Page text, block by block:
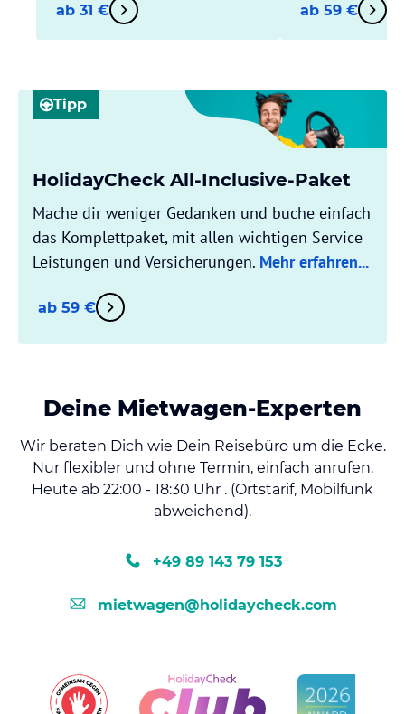
ab 31 € ab 59 €
Tipp
HolidayCheck All-Inclusive-Paket
Mache dir weniger Gedanken und buche einfach
das Komplettpaket, mit allen wichtigen Service
Leistungen und Versicherungen. Mehr erfahren...
ab 59 €
Deine Mietwagen-Experten
Wir beraten Dich wie Dein Reisebüro um die Ecke.
Nur flexibler und ohne Termin, einfach anrufen.
Heute ab 22:00 - 18:30 Uhr . (Ortstarif, Mobilfunk
abweichend).
+49 89 143 79 153
mietwagen@holidaycheck.com